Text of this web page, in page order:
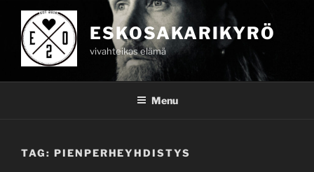
content
ESKOSAKARIKYRÖ
vivahteikas elämä
Menu
TAG: PIENPERHEYHDISTYS